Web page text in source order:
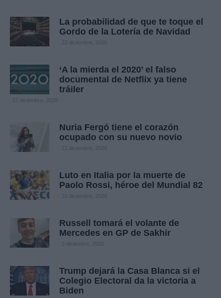
La probabilidad de que te toque el
Gordo de la Lotería de Navidad
22 diciembre, 2020
‘A la mierda el 2020’ el falso
documental de Netflix ya tiene
tráiler
22 diciembre, 2020
Nuria Fergó tiene el corazón
ocupado con su nuevo novio
21 diciembre, 2020
Luto en Italia por la muerte de
Paolo Rossi, héroe del Mundial 82
10 diciembre, 2020
Russell tomará el volante de
Mercedes en GP de Sakhir
2 diciembre, 2020
Trump dejará la Casa Blanca si el
Colegio Electoral da la victoria a
Biden